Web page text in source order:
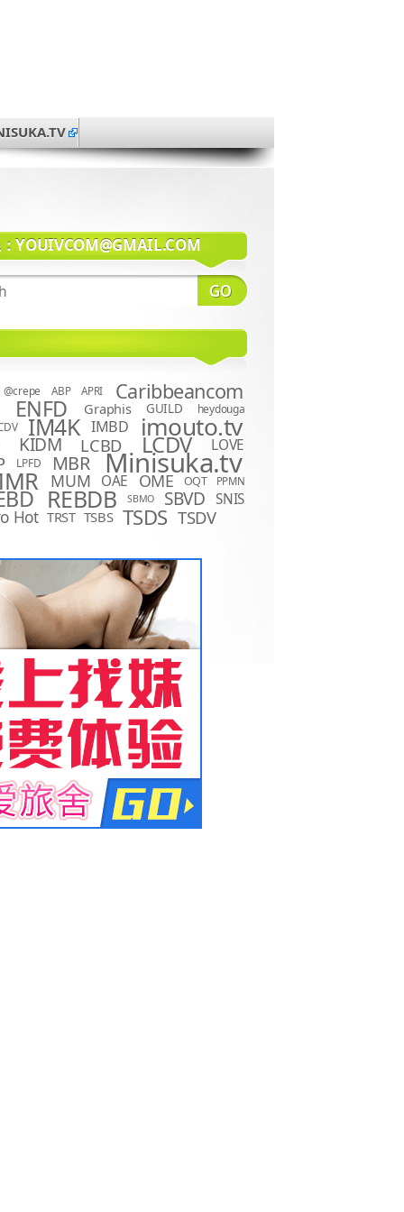
YOUIVCOM@GMAIL.COM
@crepe ABP APRI Caribbeancom
ENFD Graphis GUILD heydouga
IM4K IMBD imouto.tv
KIDM LCBD LCDV LOVE
LPFD MBR Minisuka.tv
MUM OAE OME OQT
PPMN
REBDB SBMO SBVD SNIS
Hot TRST TSBS TSDS TSDV